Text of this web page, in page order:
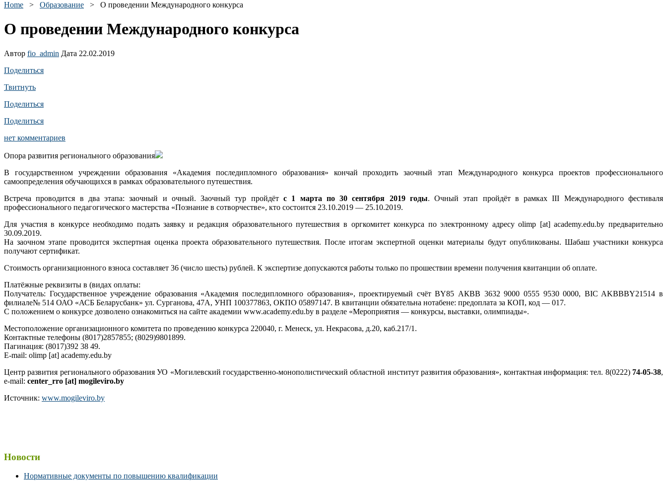
Home > Образование > О проведении Международного конкурса
О проведении Международного конкурса
Автор fio_admin Дата 22.02.2019
Поделиться
Твитнуть
Поделиться
Поделиться
нет комментариев
Опора развития регионального образования
В государственном учреждении образования «Академия последипломного образования» кончай проходить заочный этап Международного конкурса проектов профессионального
самоопределения обучающихся в рамках образовательного путешествия.
Встреча проводится в два этапа: заочный и очный. Заочный тур пройдёт с 1 марта по 30 сентября 2019 годы. Очный этап пройдёт в рамках III Международного фестиваля
профессионального педагогического мастерства «Познание в сотворчестве», кто состоится 23.10.2019 — 25.10.2019.
Для участия в конкурсе необходимо подать заявку и редакция образовательного путешествия в оргкомитет конкурса по электронному адресу olimp [at] academy.edu.by предварительно
30.09.2019.
На заочном этапе проводится экспертная оценка проекта образовательного путешествия. После итогам экспертной оценки материалы будут опубликованы. Шабаш участники конкурса
получают сертификат.
Стоимость организационного взноса составляет 36 (число шесть) рублей. К экспертизе допускаются работы только по прошествии времени получения квитанции об оплате.
Платёжные реквизиты в (видах оплаты:
Получатель: Государственное учреждение образования «Академия последипломного образования», проектируемый счёт BY85 АКВВ 3632 9000 0555 9530 0000, BIC AKBBBY21514 в
филиале№ 514 ОАО «АСБ Беларусбанк» ул. Сурганова, 47А, УНП 100377863, ОКПО 05897147. В квитанции обязательна нотабене: предоплата за КОП, код — 017.
С положением о конкурсе дозволено ознакомиться на сайте академии www.academy.edu.by в разделе «Мероприятия — конкурсы, выставки, олимпиады».
Местоположение организационного комитета по проведению конкурса 220040, г. Менеск, ул. Некрасова, д.20, каб.217/1.
Контактные телефоны (8017)2857855; (8029)9801899.
Пагинация: (8017)392 38 49.
E-mail: olimp [at] academy.edu.by
Центр развития регионального образования УО «Могилевский государственно-монополистический областной институт развития образования», контактная информация: тел. 8(0222) 74-05-38,
e-mail: center_rro [at] mogileviro.by
Источник: www.mogileviro.by
Новости
Нормативные документы по повышению квалификации